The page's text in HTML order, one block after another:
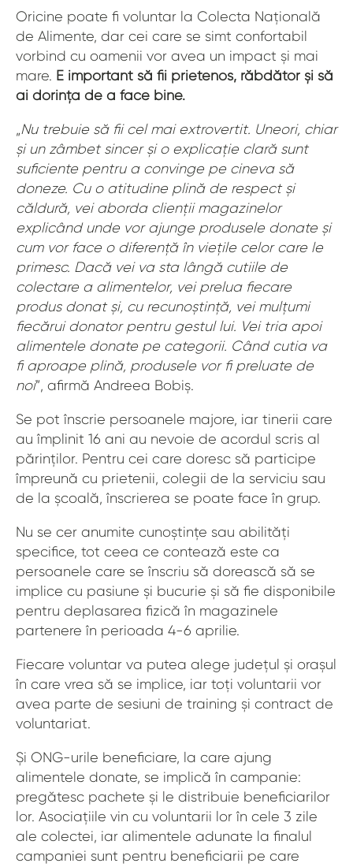
Oricine poate fi voluntar la Colecta Națională
de Alimente, dar cei care se simt confortabil
vorbind cu oamenii vor avea un impact și mai
mare. E important să fii prietenos, răbdător și să
ai dorința de a face bine.
„Nu trebuie să fii cel mai extrovertit. Uneori, chiar
și un zâmbet sincer și o explicație clară sunt
suficiente pentru a convinge pe cineva să
doneze. Cu o atitudine plină de respect și
căldură, vei aborda clienții magazinelor
explicând unde vor ajunge produsele donate și
cum vor face o diferență în viețile celor care le
primesc. Dacă vei va sta lângă cutiile de
colectare a alimentelor, vei prelua fiecare
produs donat și, cu recunoștință, vei mulțumi
fiecărui donator pentru gestul lui. Vei tria apoi
alimentele donate pe categorii. Când cutia va
fi aproape plină, produsele vor fi preluate de
noi”, afirmă Andreea Bobiș.
Se pot înscrie persoanele majore, iar tinerii care
au împlinit 16 ani au nevoie de acordul scris al
părinților. Pentru cei care doresc să participe
împreună cu prietenii, colegii de la serviciu sau
de la școală, înscrierea se poate face în grup.
Nu se cer anumite cunoștințe sau abilități
specifice, tot ceea ce contează este ca
persoanele care se înscriu să dorească să se
implice cu pasiune și bucurie și să fie disponibile
pentru deplasarea fizică în magazinele
partenere în perioada 4-6 aprilie.
Fiecare voluntar va putea alege județul și orașul
în care vrea să se implice, iar toți voluntarii vor
avea parte de sesiuni de training și contract de
voluntariat.
Și ONG-urile beneficiare, la care ajung
alimentele donate, se implică în campanie:
pregătesc pachete și le distribuie beneficiarilor
lor. Asociațiile vin cu voluntarii lor în cele 3 zile
ale colectei, iar alimentele adunate la finalul
campaniei sunt pentru beneficiarii pe care